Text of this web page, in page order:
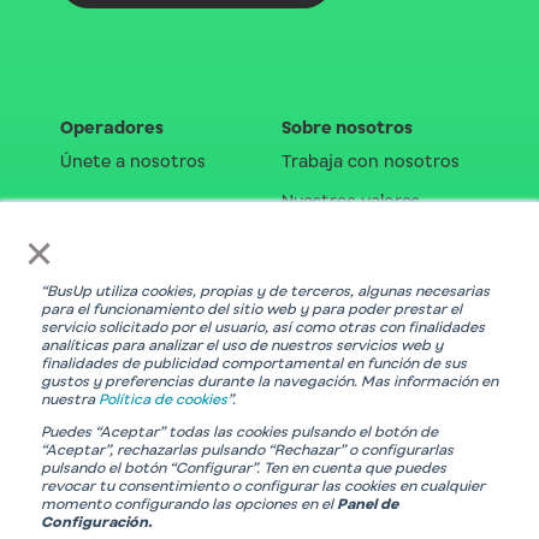
×
“BusUp utiliza cookies, propias y de terceros, algunas necesarias
para el funcionamiento del sitio web y para poder prestar el
servicio solicitado por el usuario, así como otras con finalidades
analíticas para analizar el uso de nuestros servicios web y
finalidades de publicidad comportamental en función de sus
gustos y preferencias durante la navegación. Mas información en
nuestra Política de cookies”.
Puedes “Aceptar” todas las cookies pulsando el botón de
“Aceptar”, rechazarlas pulsando “Rechazar” o configurarlas
pulsando el botón “Configurar”. Ten en cuenta que puedes
revocar tu consentimiento o configurar las cookies en cualquier
momento configurando las opciones en el Panel de
Configuración.
Operadores
Únete a nosotros
Sobre nosotros
Trabaja con nosotros
Nuestros valores
Recursos
Política de privacidad
Política de cookies